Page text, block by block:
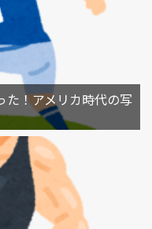
た！アメリカ時代の写